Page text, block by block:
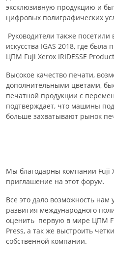
эксклюзивную продукцию и
цифровых полиграфических
Руководители также посетили
искусства IGAS 2018, где
ЦПМ Fuji Xerox IRIDESSE
Высокое качество печати,
дополнительными цветами,
печатной продукции с
подтверждает, что машины
больше захватывают рынок
Мы благодарны компании Fuji
приглашение на этот форум.
Все это дало возможность нам
развития международного
оценить первую в мире ЦПМ
Press, а так же выстроить
собственной компании.